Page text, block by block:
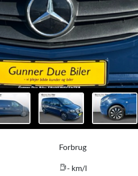
Forbrug
- km/l